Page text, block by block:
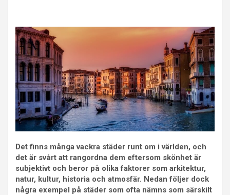
Det finns många vackra städer runt om i världen, och
det är svårt att rangordna dem eftersom skönhet är
subjektivt och beror på olika faktorer som arkitektur,
natur, kultur, historia och atmosfär. Nedan följer dock
några exempel på städer som ofta nämns som särskilt